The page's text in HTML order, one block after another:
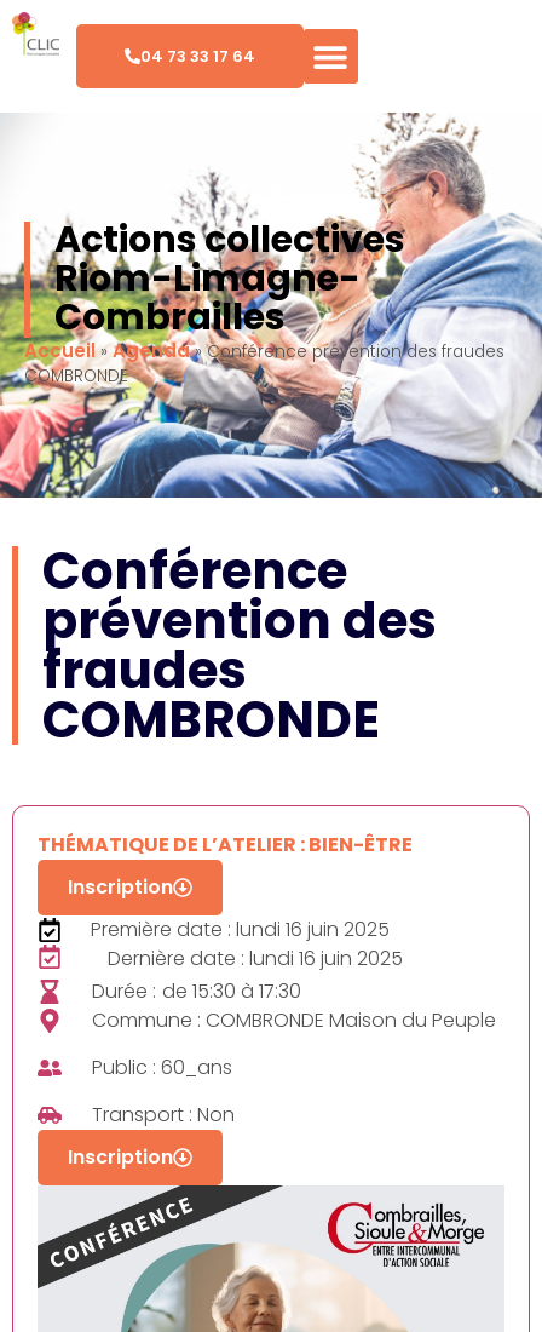
04 73 33 17 64
Actions collectives
Riom-Limagne-
Combrailles
Accueil»Agenda»Conférence prévention des fraudes
COMBRONDE
Conférence
prévention des
fraudes
COMBRONDE
THÉMATIQUE DE L’ATELIER : BIEN-ÊTRE
Inscription
Première date : lundi 16 juin 2025
Dernière date : lundi 16 juin 2025
Durée : de 15:30 à 17:30
Commune : COMBRONDE Maison du Peuple
Public : 60_ans
Transport : Non
Inscription